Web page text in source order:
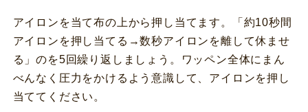
アイロンを当て布の上から押し当てます。「約10秒間
アイロンを押し当てる→数秒アイロンを離して休ませ
る」のを5回繰り返しましょう。ワッペン全体にまん
べんなく圧力をかけるよう意識して、アイロンを押し
当ててください。